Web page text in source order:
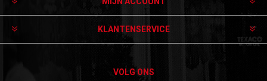
KLANTENSERVICE
VOLG ONS